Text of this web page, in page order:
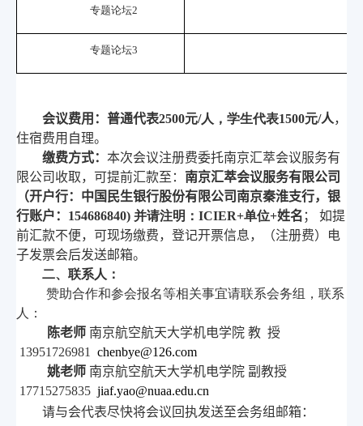
专题论坛2
专题论坛3
会议费用： 普通代表2500元/人，学生代表1500元/人，
住宿费用自理。
缴费方式： 本次会议注册费委托南京汇萃会议服务有
限公司收取，可提前汇款至： 南京汇萃会议服务有限公司
（开户行：中国民生银行股份有限公司南京秦淮支行，银
行账户： 154686840) 并请注明： ICIER+单位+姓名 ； 如提
前汇款不便，可现场缴费，登记开票信息，（注册费）电
子发票会后发送邮箱。
二、联系人：
赞助合作和参会报名等相关事宜请联系会务组，联系
人：
陈老师 南京航空航天大学机电学院 教 授
13951726981 chenbye@126.com
姚老师 南京航空航天大学机电学院 副教授
17715275835 jiaf.yao@nuaa.edu.cn
请与会代表尽快将会议回执发送至会务组邮箱：